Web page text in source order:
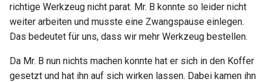
richtige Werkzeug nicht parat. Mr. B konnte so leider nicht
weiter arbeiten und musste eine Zwangspause einlegen.
Das bedeutet für uns, dass wir mehr Werkzeug bestellen.
Da Mr. B nun nichts machen konnte hat er sich in den Koffer
gesetzt und hat ihn auf sich wirken lassen. Dabei kamen ihn